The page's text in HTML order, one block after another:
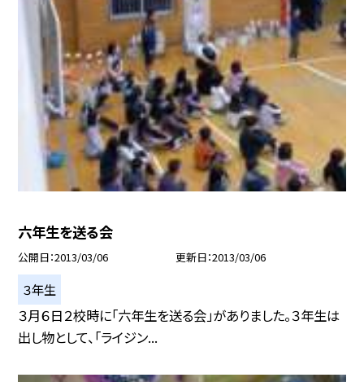
六年生を送る会
公開日 2013/03/06 更新日 2013/03/06
３年生
３月６日２校時に「六年生を送る会」がありました。３年生は
出し物として、「ライジン...